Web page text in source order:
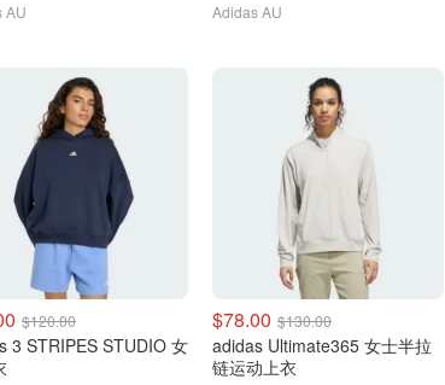
AU Adidas AU
$120.00
3 STRIPES STUDIO 女
$78.00 $130.00
adidas Ultimate365 女士半拉
链运动上衣